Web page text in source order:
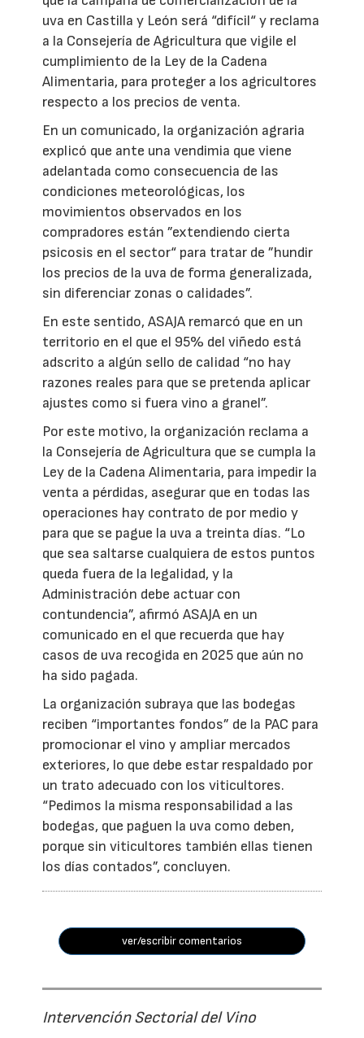
uva en Castilla y León será “difícil“ y reclama
a la Consejería de Agricultura que vigile el
cumplimiento de la Ley de la Cadena
Alimentaria, para proteger a los agricultores
respecto a los precios de venta.
En un comunicado, la organización agraria
explicó que ante una vendimia que viene
adelantada como consecuencia de las
condiciones meteorológicas, los
movimientos observados en los
compradores están ”extendiendo cierta
psicosis en el sector“ para tratar de ”hundir
los precios de la uva de forma generalizada,
sin diferenciar zonas o calidades”.
En este sentido, ASAJA remarcó que en un
territorio en el que el 95% del viñedo está
adscrito a algún sello de calidad “no hay
razones reales para que se pretenda aplicar
ajustes como si fuera vino a granel”.
Por este motivo, la organización reclama a
la Consejería de Agricultura que se cumpla la
Ley de la Cadena Alimentaria, para impedir la
venta a pérdidas, asegurar que en todas las
operaciones hay contrato de por medio y
para que se pague la uva a treinta días. “Lo
que sea saltarse cualquiera de estos puntos
queda fuera de la legalidad, y la
Administración debe actuar con
contundencia”, afirmó ASAJA en un
comunicado en el que recuerda que hay
casos de uva recogida en 2025 que aún no
ha sido pagada.
La organización subraya que las bodegas
reciben “importantes fondos” de la PAC para
promocionar el vino y ampliar mercados
exteriores, lo que debe estar respaldado por
un trato adecuado con los viticultores.
“Pedimos la misma responsabilidad a las
bodegas, que paguen la uva como deben,
porque sin viticultores también ellas tienen
los días contados”, concluyen.
ver/escribir comentarios
Intervención Sectorial del Vino